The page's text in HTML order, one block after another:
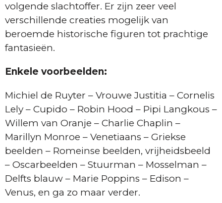
volgende slachtoffer. Er zijn zeer veel
verschillende creaties mogelijk van
beroemde historische figuren tot prachtige
fantasieën.
Enkele voorbeelden:
Michiel de Ruyter – Vrouwe Justitia – Cornelis
Lely – Cupido – Robin Hood – Pipi Langkous –
Willem van Oranje – Charlie Chaplin –
Marillyn Monroe – Venetiaans – Griekse
beelden – Romeinse beelden, vrijheidsbeeld
– Oscarbeelden – Stuurman – Mosselman –
Delfts blauw – Marie Poppins – Edison –
Venus, en ga zo maar verder.